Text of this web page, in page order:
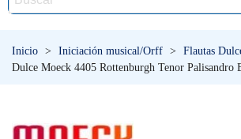
Inicio > Iniciación musical/Orff > Flautas
Dulce Moeck 4405 Rottenburgh Tenor Palisandro